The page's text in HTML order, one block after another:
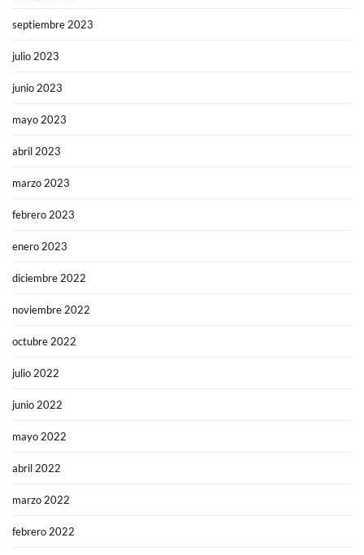
septiembre 2023
julio 2023
junio 2023
mayo 2023
abril 2023
marzo 2023
febrero 2023
enero 2023
diciembre 2022
noviembre 2022
octubre 2022
julio 2022
junio 2022
mayo 2022
abril 2022
marzo 2022
febrero 2022